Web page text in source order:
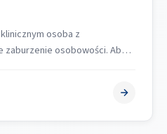
osoba z
osobowości. Aby